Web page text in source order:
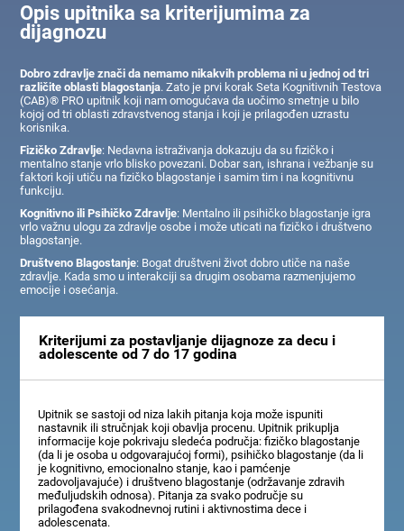
Opis upitnika sa kriterijumima za
dijagnozu
Dobro zdravlje znači da nemamo nikakvih problema ni u jednoj od tri
različite oblasti blagostanja. Zato je prvi korak Seta Kognitivnih Testova
(CAB)® PRO upitnik koji nam omogućava da uočimo smetnje u bilo
kojoj od tri oblasti zdravstvenog stanja i koji je prilagođen uzrastu
korisnika.
Fizičko Zdravlje: Nedavna istraživanja dokazuju da su fizičko i
mentalno stanje vrlo blisko povezani. Dobar san, ishrana i vežbanje su
faktori koji utiču na fizičko blagostanje i samim tim i na kognitivnu
funkciju.
Kognitivno ili Psihičko Zdravlje: Mentalno ili psihičko blagostanje igra
vrlo važnu ulogu za zdravlje osobe i može uticati na fizičko i društveno
blagostanje.
Društveno Blagostanje: Bogat društveni život dobro utiče na naše
zdravlje. Kada smo u interakciji sa drugim osobama razmenjujemo
emocije i osećanja.
Kriterijumi za postavljanje dijagnoze za decu i
adolescente od 7 do 17 godina
Upitnik se sastoji od niza lakih pitanja koja može ispuniti
nastavnik ili stručnjak koji obavlja procenu. Upitnik prikuplja
informacije koje pokrivaju sledeća područja: fizičko blagostanje
(da li je osoba u odgovarajućoj formi), psihičko blagostanje (da li
je kognitivno, emocionalno stanje, kao i pamćenje
zadovoljavajuće) i društveno blagostanje (održavanje zdravih
međuljudskih odnosa). Pitanja za svako područje su
prilagođena svakodnevnoj rutini i aktivnostima dece i
adolescenata.